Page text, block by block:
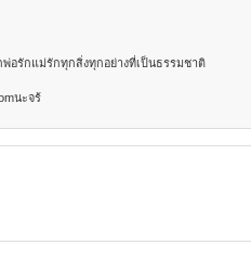
พ่อรักแม่รักทุกสิ่งทุกอย่างที่เป็นธรรมชาติ
นะจร้